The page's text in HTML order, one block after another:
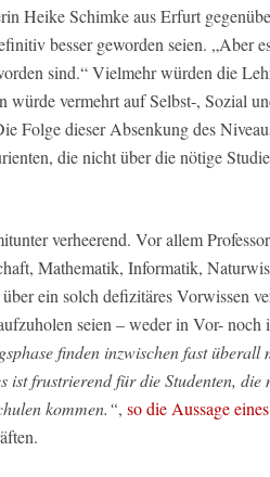
Heike Schimke aus Erfurt
besser geworden seien. „Aber
sind.“Vielmehr würden die
würde vermehrt auf Selbst-, Sozial
Folge dieser Absenkung des
die nicht über die nötige
verheerend. Vor allem
Mathematik, Informatik,
ein solch defizitäres Vorwissen
seien – weder in Vor- noch
finden inzwischen fast überall
ist frustrierend für die Studenten, die
kommen.“, so die Aussage